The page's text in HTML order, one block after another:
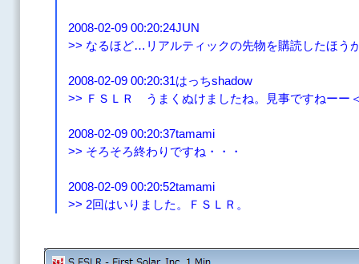
2008-02-09 00:20:24JUN
>> なるほど…リアルティックの先物を購読したほう
2008-02-09 00:20:31はっちshadow
>> ＦＳＬＲ うまくぬけましたね。見事ですねーー
2008-02-09 00:20:37tamami
>> そろそろ終わりですね・・・
2008-02-09 00:20:52tamami
>> 2回はいりました。ＦＳＬＲ。